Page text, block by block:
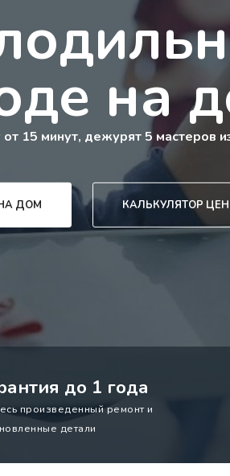
на
15 минут, дежурят 5 мастеров
ДОМ КАЛЬКУЛЯТОР ЦЕН
до 1 года
произведенный ремонт и
детали